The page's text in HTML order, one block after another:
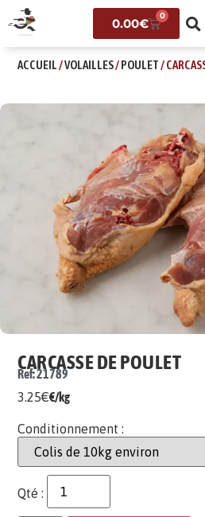
0.00€
0
ACCUEIL/VOLAILLES/POULET/
CARCASSE DE POULET
Ref: 21789
3.25€€/kg
Conditionnement :
Qté :